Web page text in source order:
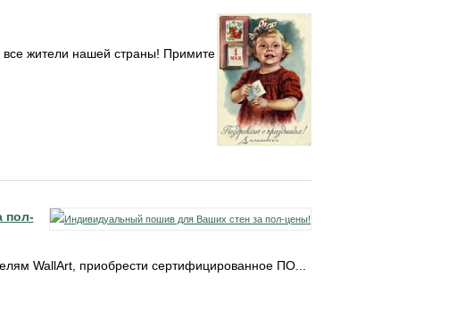
жители нашей страны! Примите
пол-
WallArt, приобрести сертифицированное ПО...